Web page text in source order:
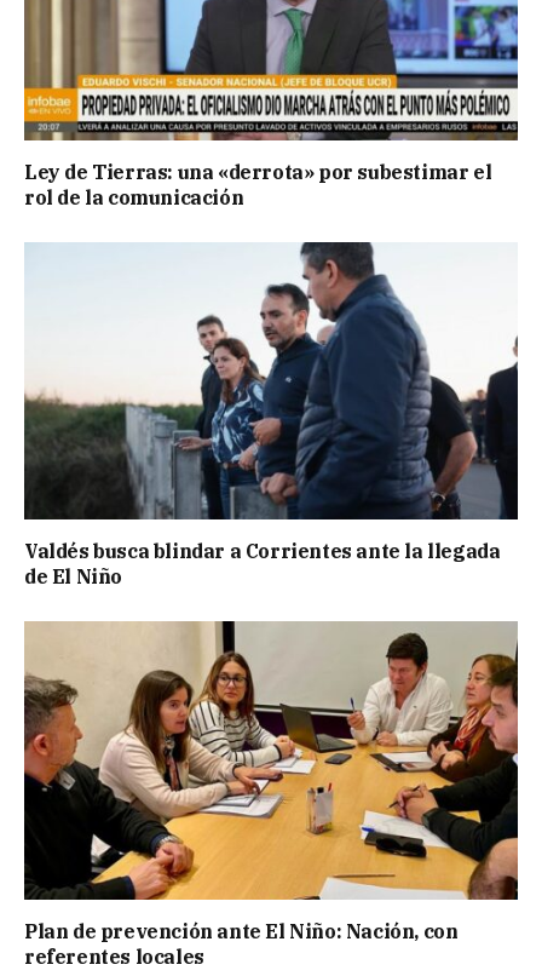
Ley de Tierras: una «derrota» por subestimar el
rol de la comunicación
Valdés busca blindar a Corrientes ante la llegada
de El Niño
Plan de prevención ante El Niño: Nación, con
referentes locales